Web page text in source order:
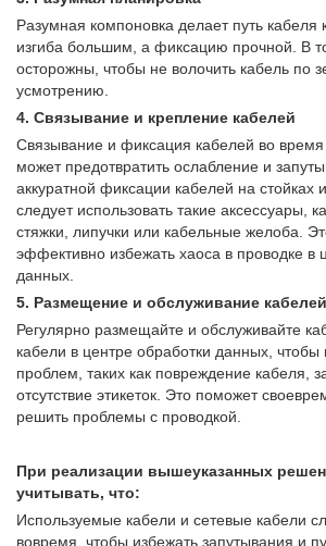
Разумная компоновка делает путь кабеля
изгиба большим, а фиксацию прочной. В
осторожны, чтобы не волочить кабель по
усмотрению.
4. Связывание и крепление кабелей
Связывание и фиксация кабелей во время
может предотвратить ослабление и
аккуратной фиксации кабелей на стойках
следует использовать такие аксессуары,
стяжки, липучки или кабельные желоба.
эффективно избежать хаоса в проводке в
данных.
5. Размещение и обслуживание кабелей
Регулярно размещайте и обслуживайте
кабели в центре обработки данных, чтобы
проблем, таких как повреждение кабеля,
отсутствие этикеток. Это поможет
решить проблемы с проводкой.
При реализации вышеуказанных
учитывать, что:
Используемые кабели и сетевые кабели
вовремя, чтобы избежать запутывания и